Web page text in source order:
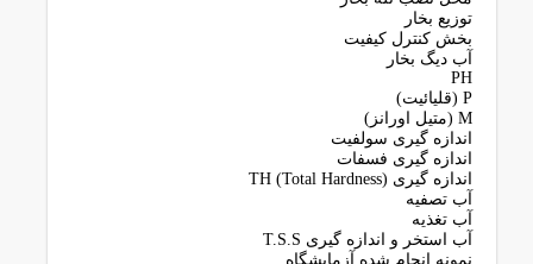
توزیع بخار
بخش کنترل کیفیت
آب دیگ بخار
PH
P (قلیائیت)
M (متیل اورانز)
اندازه گیری سولفیت
اندازه گیری فسفات
اندازه گیری (TH (Total Hardness
آب تصفیه
آب تغذیه
آب استخر و اندازه گیری T.S.S
نمونه انجام شده آزمایشگاه